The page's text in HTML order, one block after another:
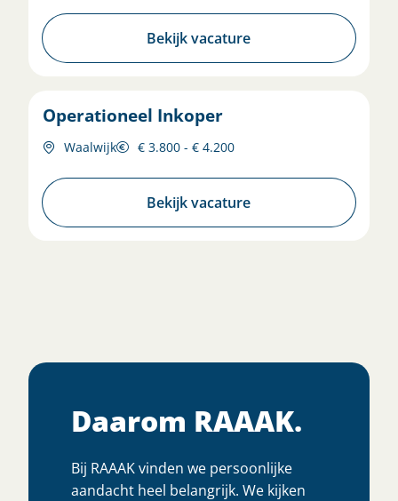
Bekijk vacature
Operationeel Inkoper
Waalwijk € 3.800 - € 4.200
Bekijk vacature
Daarom RAAAK.
Bij RAAAK vinden we persoonlijke
aandacht heel belangrijk. We kijken